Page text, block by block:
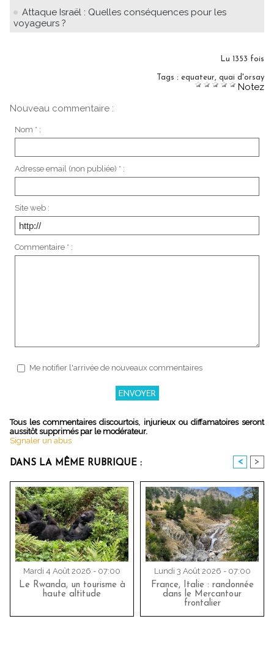
Attaque Israël : Quelles conséquences pour les
voyageurs ?
Lu 1353 fois
Tags : equateur quai d'orsay
Notez
Nouveau commentaire :
Nom * :
Adresse email (non publiée) * :
Site web :
Commentaire * :
Me notifier l'arrivée de nouveaux commentaires
Tous les commentaires discourtois, injurieux ou diffamatoires seront
aussitôt supprimés par le modérateur.
Signaler un abus
DANS LA MÊME RUBRIQUE : < >
Mardi 4 Août 2026 - 07:00
Le Rwanda, un tourisme à
haute altitude
Lundi 3 Août 2026 - 07:00
France, Italie : randonnée
dans le Mercantour
frontalier